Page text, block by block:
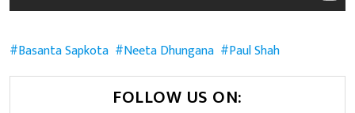
Basanta Sapkota Neeta Dhungana Paul Shah
FOLLOW US ON: